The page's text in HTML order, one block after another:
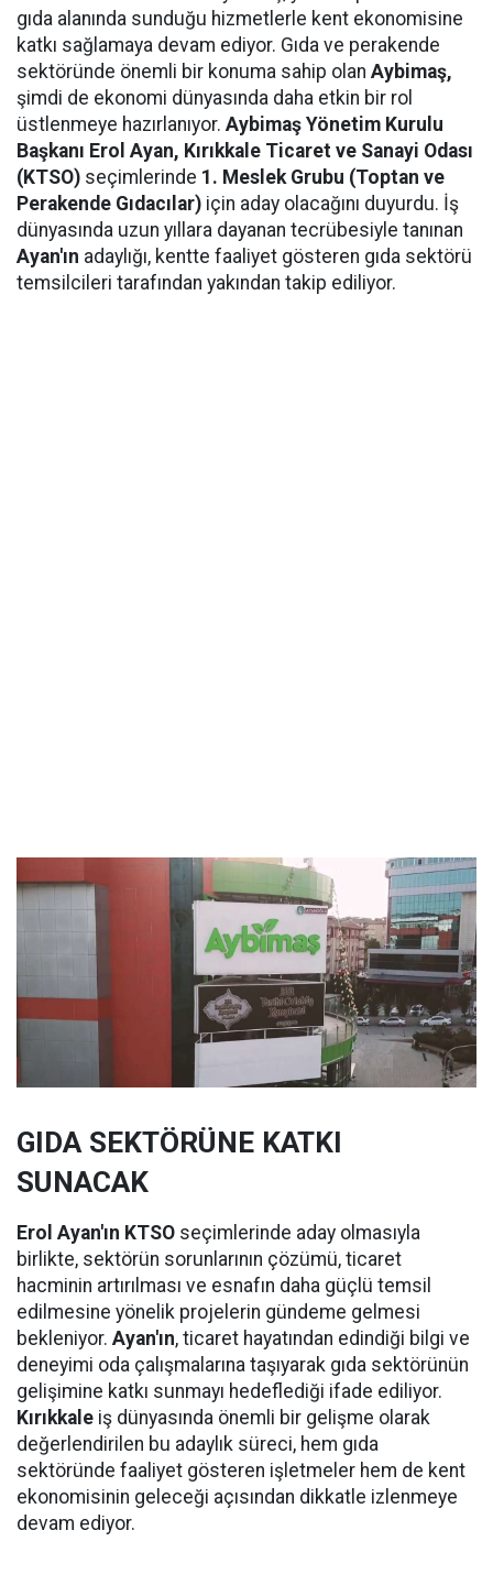
gıda alanında sunduğu hizmetlerle kent ekonomisine
katkı sağlamaya devam ediyor. Gıda ve perakende
sektöründe önemli bir konuma sahip olan Aybimaş,
şimdi de ekonomi dünyasında daha etkin bir rol
üstlenmeye hazırlanıyor. Aybimaş Yönetim Kurulu
Başkanı Erol Ayan, Kırıkkale Ticaret ve Sanayi Odası
(KTSO) seçimlerinde 1. Meslek Grubu (Toptan ve
Perakende Gıdacılar) için aday olacağını duyurdu. İş
dünyasında uzun yıllara dayanan tecrübesiyle tanınan
Ayan'ın adaylığı, kentte faaliyet gösteren gıda sektörü
temsilcileri tarafından yakından takip ediliyor.
GIDA SEKTÖRÜNE KATKI
SUNACAK
Erol Ayan'ın KTSO seçimlerinde aday olmasıyla
birlikte, sektörün sorunlarının çözümü, ticaret
hacminin artırılması ve esnafın daha güçlü temsil
edilmesine yönelik projelerin gündeme gelmesi
bekleniyor. Ayan'ın, ticaret hayatından edindiği bilgi ve
deneyimi oda çalışmalarına taşıyarak gıda sektörünün
gelişimine katkı sunmayı hedeflediği ifade ediliyor.
Kırıkkale iş dünyasında önemli bir gelişme olarak
değerlendirilen bu adaylık süreci, hem gıda
sektöründe faaliyet gösteren işletmeler hem de kent
ekonomisinin geleceği açısından dikkatle izlenmeye
devam ediyor.